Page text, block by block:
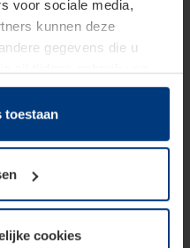
voor sociale media,
kunnen deze
gegevens die u
cookies op uw
is. Voor alle andere
benodigd. Uw
bij de uitleg van de
toestaan
cookies